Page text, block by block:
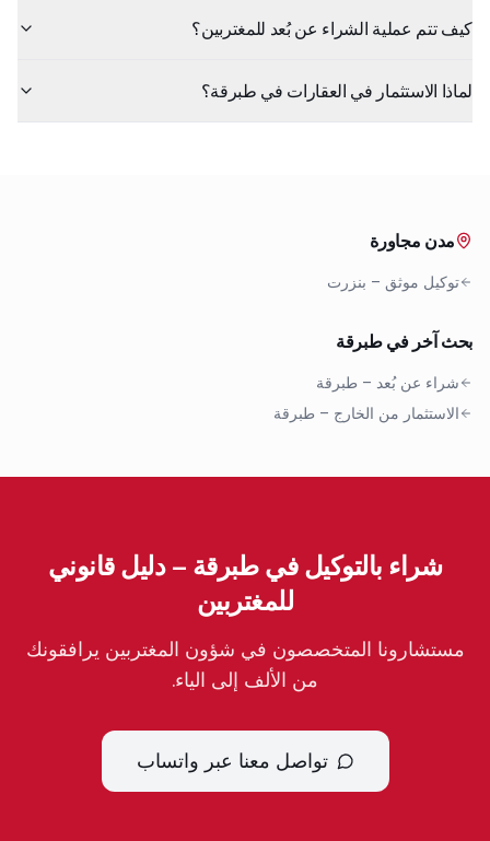
كيف تتم عملية الشراء عن بُعد للمغتربين؟
لماذا الاستثمار في العقارات في طبرقة؟
مدن مجاورة
توكيل موثق – بنزرت
بحث آخر في طبرقة
شراء عن بُعد – طبرقة
الاستثمار من الخارج – طبرقة
شراء بالتوكيل في طبرقة – دليل قانوني
للمغتربين
مستشارونا المتخصصون في شؤون المغتربين يرافقونك
من الألف إلى الياء.
تواصل معنا عبر واتساب